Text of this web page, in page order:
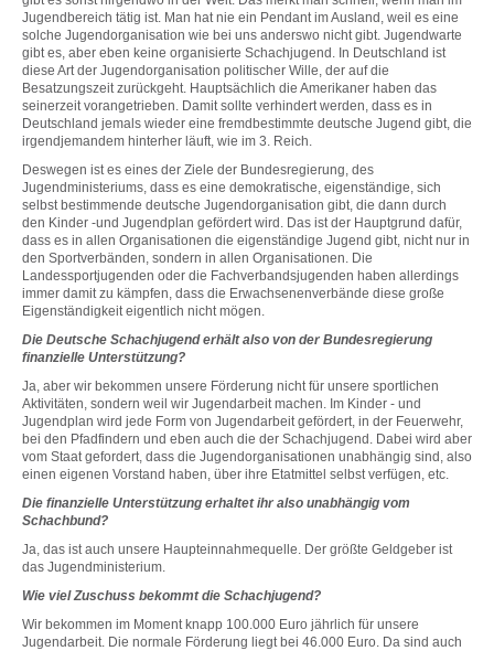
Jugendbereich tätig ist. Man hat nie ein Pendant im Ausland, weil es eine
solche Jugendorganisation wie bei uns anderswo nicht gibt. Jugendwarte
gibt es, aber eben keine organisierte Schachjugend. In Deutschland ist
diese Art der Jugendorganisation politischer Wille, der auf die
Besatzungszeit zurückgeht. Hauptsächlich die Amerikaner haben das
seinerzeit vorangetrieben. Damit sollte verhindert werden, dass es in
Deutschland jemals wieder eine fremdbestimmte deutsche Jugend gibt, die
irgendjemandem hinterher läuft, wie im 3. Reich.
Deswegen ist es eines der Ziele der Bundesregierung, des
Jugendministeriums, dass es eine demokratische, eigenständige, sich
selbst bestimmende deutsche Jugendorganisation gibt, die dann durch
den Kinder -und Jugendplan gefördert wird. Das ist der Hauptgrund dafür,
dass es in allen Organisationen die eigenständige Jugend gibt, nicht nur in
den Sportverbänden, sondern in allen Organisationen. Die
Landessportjugenden oder die Fachverbandsjugenden haben allerdings
immer damit zu kämpfen, dass die Erwachsenenverbände diese große
Eigenständigkeit eigentlich nicht mögen.
Die Deutsche Schachjugend erhält also von der Bundesregierung
finanzielle Unterstützung?
Ja, aber wir bekommen unsere Förderung nicht für unsere sportlichen
Aktivitäten, sondern weil wir Jugendarbeit machen. Im Kinder - und
Jugendplan wird jede Form von Jugendarbeit gefördert, in der Feuerwehr,
bei den Pfadfindern und eben auch die der Schachjugend. Dabei wird aber
vom Staat gefordert, dass die Jugendorganisationen unabhängig sind, also
einen eigenen Vorstand haben, über ihre Etatmittel selbst verfügen, etc.
Die finanzielle Unterstützung erhaltet ihr also unabhängig vom
Schachbund?
Ja, das ist auch unsere Haupteinnahmequelle. Der größte Geldgeber ist
das Jugendministerium.
Wie viel Zuschuss bekommt die Schachjugend?
Wir bekommen im Moment knapp 100.000 Euro jährlich für unsere
Jugendarbeit. Die normale Förderung liegt bei 46.000 Euro. Da sind auch